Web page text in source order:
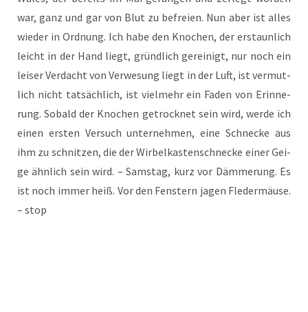
war, ganz und gar von Blut zu befrei­en. Nun aber ist alles
wie­der in Ord­nung. Ich habe den Kno­chen, der erstaun­lich
leicht in der Hand liegt, gründ­lich gerei­nigt, nur noch ein
lei­ser Ver­dacht von Ver­we­sung liegt in der Luft, ist ver­mut­
lich nicht tat­säch­lich, ist viel­mehr ein Faden von Erin­ne­
rung. Sobald der Kno­chen getrock­net sein wird, wer­de ich
einen ers­ten Ver­such unter­neh­men, eine Schne­cke aus
ihm zu schnit­zen, die der Wir­bel­kas­ten­schne­cke einer Gei­
ge ähn­lich sein wird. – Sams­tag, kurz vor Däm­me­rung. Es
ist noch immer heiß. Vor den Fens­tern jagen Fle­der­mäu­se.
– stop